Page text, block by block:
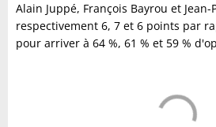
Alain Juppé, François Bayrou et
respectivement 6, 7 et 6 points par
pour arriver à 64 %, 61 % et 59 %